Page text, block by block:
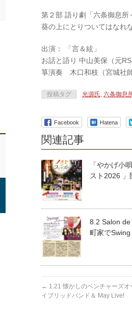
第２部 語り劇「六条御息所
葵の上にとりついてはなれ
出演： 「言＆絃」
お話と語り 中山美保（元
箏演奏 木口和枝（宮城社師
投稿タグ 光源氏, 六条御息
Facebook Hatena
関連記事
「やかげ小
スト2026 」
8.2 Salon
町家で
← 1.21 懐かしのベンチャーズ
イブリッドバンド＆ May Live!